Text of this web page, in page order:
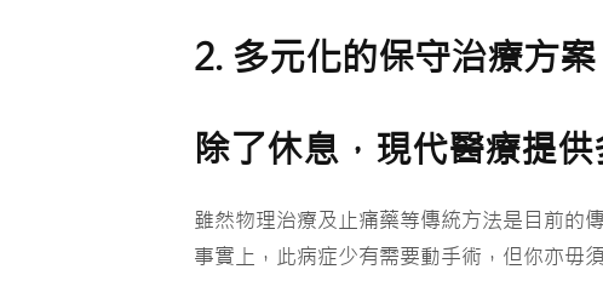
2. 多元化的保守治療方案
除了休息，現代醫療提供
雖然物理治療及止痛藥等傳統方法是目前的
事實上，此病症少有需要動手術，但你亦毋